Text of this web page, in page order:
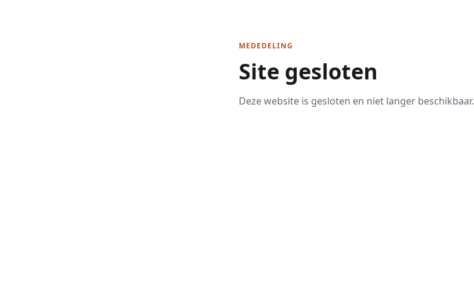
MEDEDELING
Site gesloten
Deze website is gesloten en niet langer beschikbaar.